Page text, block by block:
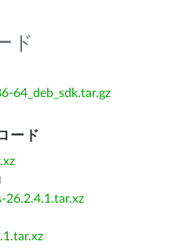
ド
64_deb_sdk.tar.gz
ード
)
26.2.4.1.tar.xz